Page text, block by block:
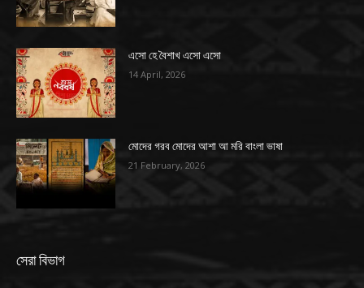
এসো হে বৈশাখ এসো এসো
14 April, 2026
মোদের গরব মোদের আশা আ মরি বাংলা ভাষা
21 February, 2026
সেরা বিভাগ